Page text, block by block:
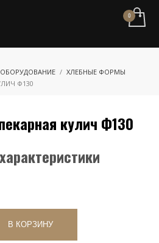
ХЛЕБНЫЕ ФОРМЫ
Ф130
кулич Ф130
В КОРЗИНУ